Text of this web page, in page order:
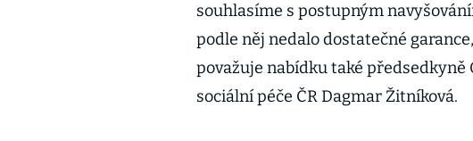
souhlasíme s postupným
podle něj nedalo dostatečné
považuje nabídku také předsedkyně
sociální péče ČR Dagmar Žitníková.